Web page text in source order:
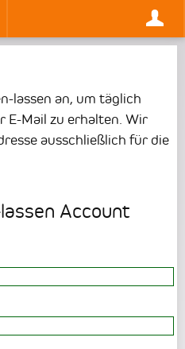
lassen an, um täglich
E-Mail zu erhalten. Wir
ausschließlich für die
Account